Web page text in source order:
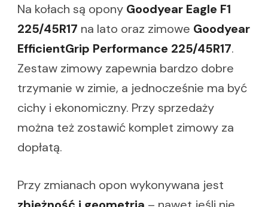
Na kołach są opony Goodyear Eagle F1
225/45R17 na lato oraz zimowe Goodyear
EfficientGrip Performance 225/45R17.
Zestaw zimowy zapewnia bardzo dobre
trzymanie w zimie, a jednocześnie ma być
cichy i ekonomiczny. Przy sprzedaży
można też zostawić komplet zimowy za
dopłatą.
Przy zmianach opon wykonywana jest